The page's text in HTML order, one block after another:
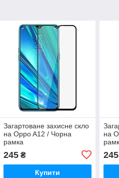
Загартоване захисне скло
на Oppo A12 / Чорна
рамка
245₴
Купити
на
245